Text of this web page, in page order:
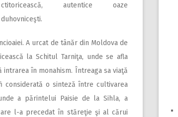
ctitoricească, autentice oaze
duhovniceşti.
A urcat de tânăr din Moldova de
la Schitul Tarniţa, unde se afla
în monahism. Întreaga sa viaţă
considerată o sinteză între cultivarea
a părintelui Paisie de la Sihla, a
l-a precedat în stăreţie şi al cărui